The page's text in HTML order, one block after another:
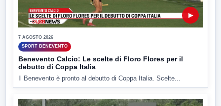
▶
7 AGOSTO 2026
SPORT BENEVENTO
Benevento Calcio: Le scelte di Floro Flores per il
debutto di Coppa Italia
Il Benevento è pronto al debutto di Coppa Italia. Scelte...